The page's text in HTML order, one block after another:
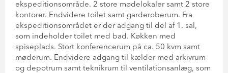
ekspeditionsområde. 2 store mødelokaler samt 2 store
kontorer. Endvidere toilet samt garderoberum. Fra
ekspeditionsområdet er der adgang til del af 1. sal,
som indeholder toilet med bad. Køkken med
spiseplads. Stort konferencerum på ca. 50 kvm samt
møderum. Endvidere adgang til kælder med arkivrum
og depotrum samt teknikrum til ventilationsanlæg, som